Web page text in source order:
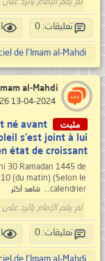
تعليقات: 0
de l'Imam al-Mahdi
al-Mahdi
مثبت
né avant
s'est joint à lui
état de croissant ..
30 Ramadan 1445 de
(du matin) (Selon le
calendrier...
شاهد أكثر
لم يقم الإمام بالرد
تعليقات: 0
de l'Imam al-Mahdi